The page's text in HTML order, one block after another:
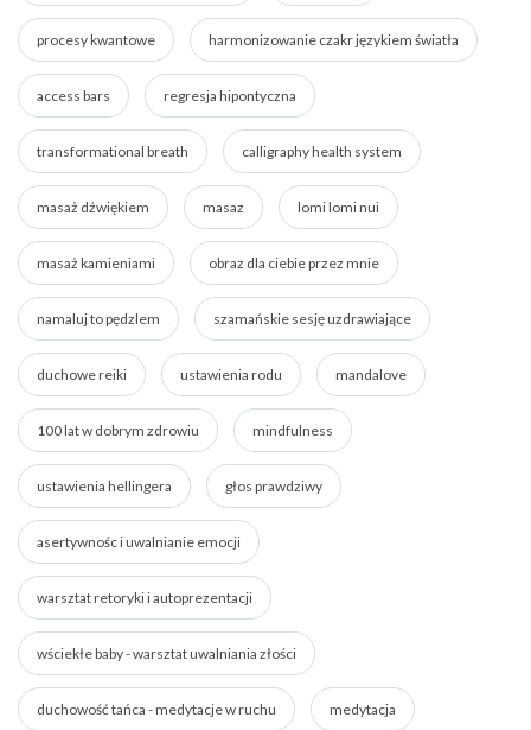
procesy kwantowe harmonizowanie czakr językiem światła
access bars regresja hipontyczna
transformational breath calligraphy health system
masaż dźwiękiem masaz lomi lomi nui
masaż kamieniami obraz dla ciebie przez mnie
namaluj to pędzlem szamańskie sesję uzdrawiające
duchowe reiki ustawienia rodu mandalove
100 lat w dobrym zdrowiu mindfulness
ustawienia hellingera głos prawdziwy
asertywnośc i uwalnianie emocji
warsztat retoryki i autoprezentacji
wściekłe baby - warsztat uwalniania złości
duchowość tańca - medytacje w ruchu medytacja